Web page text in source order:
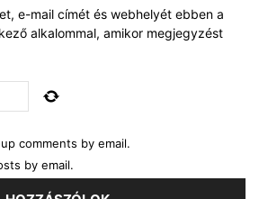
e-mail címét és webhelyét ebben a
alkalommal, amikor megjegyzést
comments by email.
by email.